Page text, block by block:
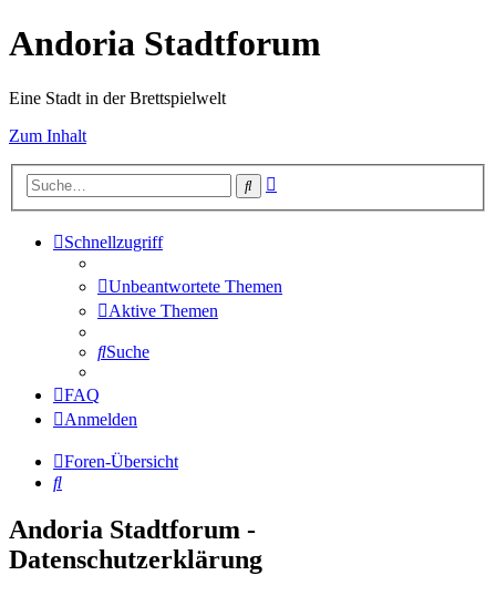
Andoria Stadtforum
Eine Stadt in der Brettspielwelt
Zum Inhalt
Suche
Schnellzugriff
Unbeantwortete Themen
Aktive Themen
Suche
FAQ
Anmelden
Foren-Übersicht
Suche
Andoria Stadtforum -
Datenschutzerklärung